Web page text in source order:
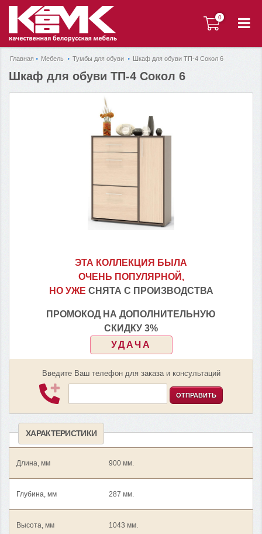
0
0
Главная Мебель Тумбы для обуви Шкаф для обуви ТП-4 Сокол 6
Шкаф для обуви ТП-4 Сокол 6
ЭТА КОЛЛЕКЦИЯ БЫЛА
ОЧЕНЬ ПОПУЛЯРНОЙ,
НО УЖЕ СНЯТА С ПРОИЗВОДСТВА
ПРОМОКОД НА ДОПОЛНИТЕЛЬНУЮ
СКИДКУ 3%
УДАЧА
Введите Ваш телефон для заказа и консультаций
ОТПРАВИТЬ
ХАРАКТЕРИСТИКИ
Длина, мм 900 мм.
Глубина, мм 287 мм.
Высота, мм 1043 мм.